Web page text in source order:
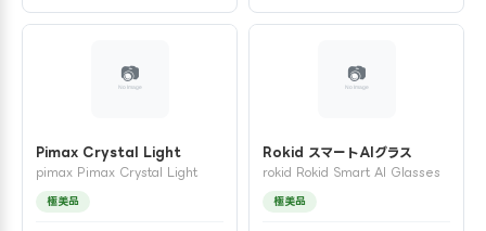
Pimax Crystal Light
pimax Pimax Crystal Light
極美品
Rokid スマートAIグラス
rokid Rokid Smart AI Glasses
極美品